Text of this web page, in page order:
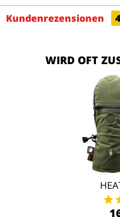
Kundenrezensionen
WIRD OFT